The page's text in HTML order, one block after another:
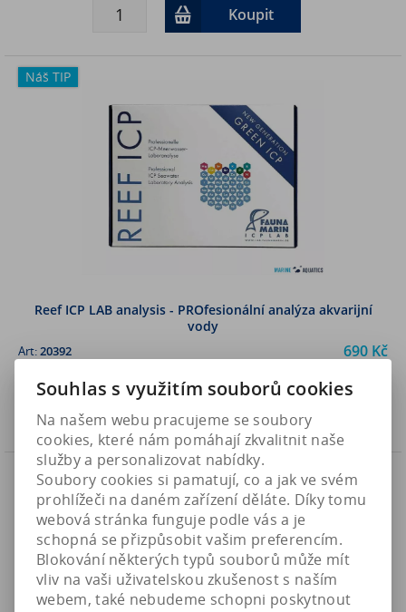
Koupit
Náš TIP
Reef ICP LAB analysis - PROfesionální analýza akvarijní
vody
690 Kč
Art:20392
Novinka
Připravuje se
Náš TIP
Souhlas s využitím souborů cookies
Na našem webu pracujeme se soubory
cookies, které nám pomáhají zkvalitnit naše
služby a personalizovat nabídky.
Soubory cookies si pamatují, co a jak ve svém
prohlížeči na daném zařízení děláte. Díky tomu
webová stránka funguje podle vás a je
schopná se přizpůsobit vašim preferencím.
Blokování některých typů souborů může mít
vliv na vaši uživatelskou zkušenost s naším
webem, také nebudeme schopni poskytnout